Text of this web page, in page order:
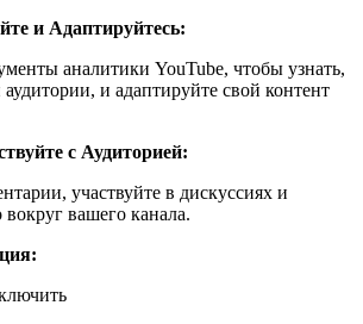
и Адаптируйтесь:
аналитики YouTube, чтобы узнать,
и адаптируйте свой контент
с Аудиторией:
участвуйте в дискуссиях и
вокруг вашего канала.